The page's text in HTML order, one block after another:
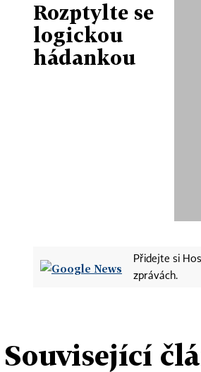
Rozptylte se
logickou
hádankou
Přidejte si
zprávách.
Související